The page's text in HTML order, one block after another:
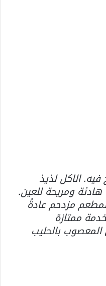
الاكل لذيذ
هادئة ومريحة للعين.
مزدحم عادةً
ممتازة
بالحليب